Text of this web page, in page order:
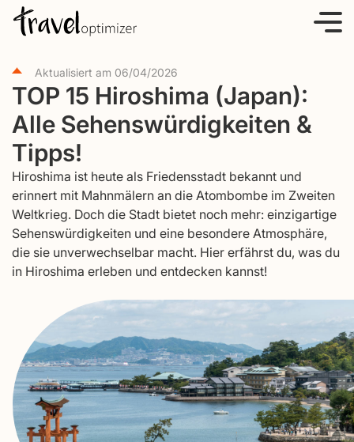
Aktualisiert am 06/04/2026
TOP 15 Hiroshima (Japan):
Alle Sehenswürdigkeiten &
Tipps!
Hiroshima ist heute als Friedensstadt bekannt und
erinnert mit Mahnmälern an die Atombombe im Zweiten
Weltkrieg. Doch die Stadt bietet noch mehr: einzigartige
Sehenswürdigkeiten und eine besondere Atmosphäre,
die sie unverwechselbar macht. Hier erfährst du, was du
in Hiroshima erleben und entdecken kannst!